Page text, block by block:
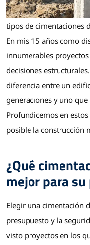
tipos de cimentaciones
En mis 15 años como
innumerables
decisiones
diferencia entre un
generaciones y uno
Profundicemos en
posible la construcción
¿Qué
mejor para su
Elegir una cimentación
presupuesto y la
visto proyectos en los